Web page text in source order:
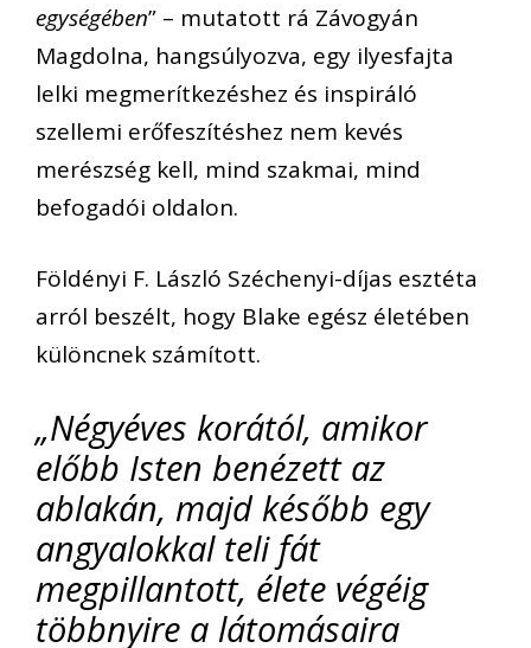
egységében” – mutatott rá Závogyán
Magdolna, hangsúlyozva, egy ilyesfajta
lelki megmerítkezéshez és inspiráló
szellemi erőfeszítéshez nem kevés
merészség kell, mind szakmai, mind
befogadói oldalon.
Földényi F. László Széchenyi-díjas esztéta
arról beszélt, hogy Blake egész életében
különcnek számított.
„Négyéves korától, amikor
előbb Isten benézett az
ablakán, majd később egy
angyalokkal teli fát
megpillantott, élete végéig
többnyire a látomásaira